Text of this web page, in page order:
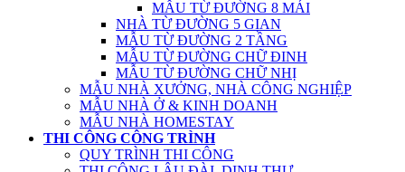
MẪU TỪ ĐƯỜNG 8 MÁI
NHÀ TỪ ĐƯỜNG 5 GIAN
MẪU TỪ ĐƯỜNG 2 TẦNG
MẪU TỪ ĐƯỜNG CHỮ ĐINH
MẪU TỪ ĐƯỜNG CHỮ NHỊ
MẪU NHÀ XƯỞNG, NHÀ CÔNG NGHIỆP
MẪU NHÀ Ở & KINH DOANH
MẪU NHÀ HOMESTAY
THI CÔNG CÔNG TRÌNH
QUY TRÌNH THI CÔNG